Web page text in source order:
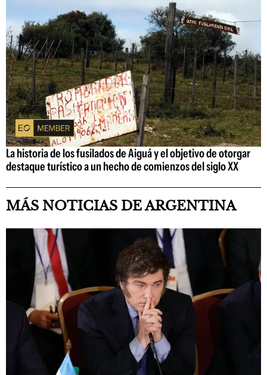
La historia de los fusilados de Aiguá y el objetivo de otorgar
destaque turístico a un hecho de comienzos del siglo XX
MÁS NOTICIAS DE ARGENTINA